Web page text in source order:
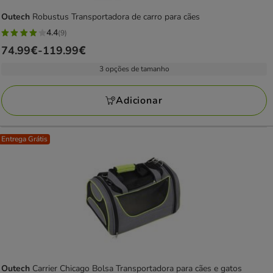
Outech Robustus Transportadora de carro para cães
4.4
estrelas
avaliações
4.4(9)
Preço
a
119.99€
74.99€-119.99€
3 opções de tamanho
Adicionar
Entrega Grátis
Outech Carrier Chicago Bolsa Transportadora para cães e gatos